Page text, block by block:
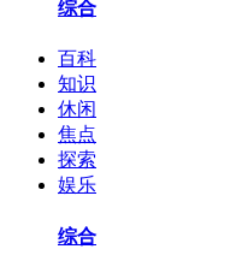
综合
百科
知识
休闲
焦点
探索
娱乐
综合